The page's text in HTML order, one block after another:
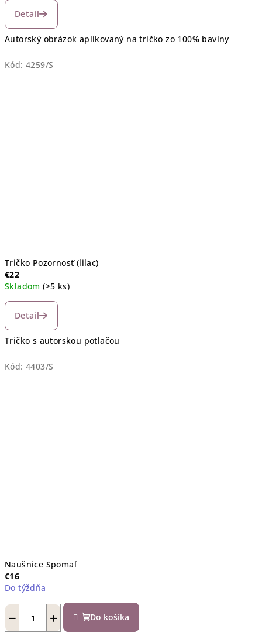
Detail
Autorský obrázok aplikovaný na tričko zo 100% bavlny
Kód: 4259/S
Tričko Pozornosť (lilac)
€22
Skladom(>5 ks)
Detail
Tričko s autorskou potlačou
Kód: 4403/S
Naušnice Spomaľ
€16
Do týždňa
+
− Do košíka